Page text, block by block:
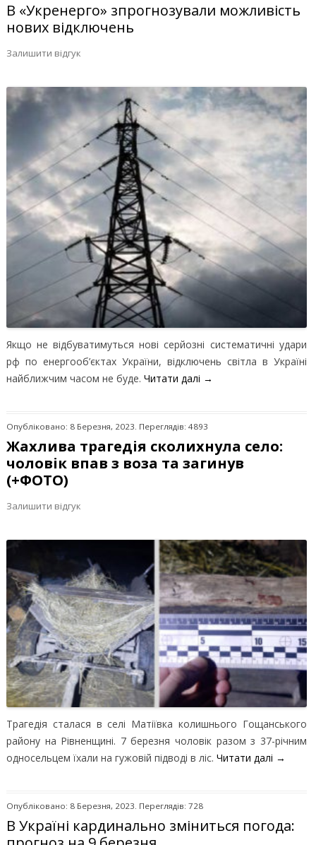
В «Укренерго» зпрогнозували можливість
нових відключень
Залишити відгук
Якщо не відбуватимуться нові серйозні систематичні удари
рф по енергооб’єктах України, відключень світла в Україні
найближчим часом не буде. Читати далі →
Опубліковано: 8 Березня, 2023. Переглядів: 4893
Жахлива трагедія сколихнула село:
чоловік впав з воза та загинув
(+ФОТО)
Залишити відгук
Трагедія сталася в селі Матіївка колишнього Гощанського
району на Рівненщині. 7 березня чоловік разом з 37-річним
односельцем їхали на гужовій підводі в ліс. Читати далі →
Опубліковано: 8 Березня, 2023. Переглядів: 728
В Україні кардинально зміниться погода: